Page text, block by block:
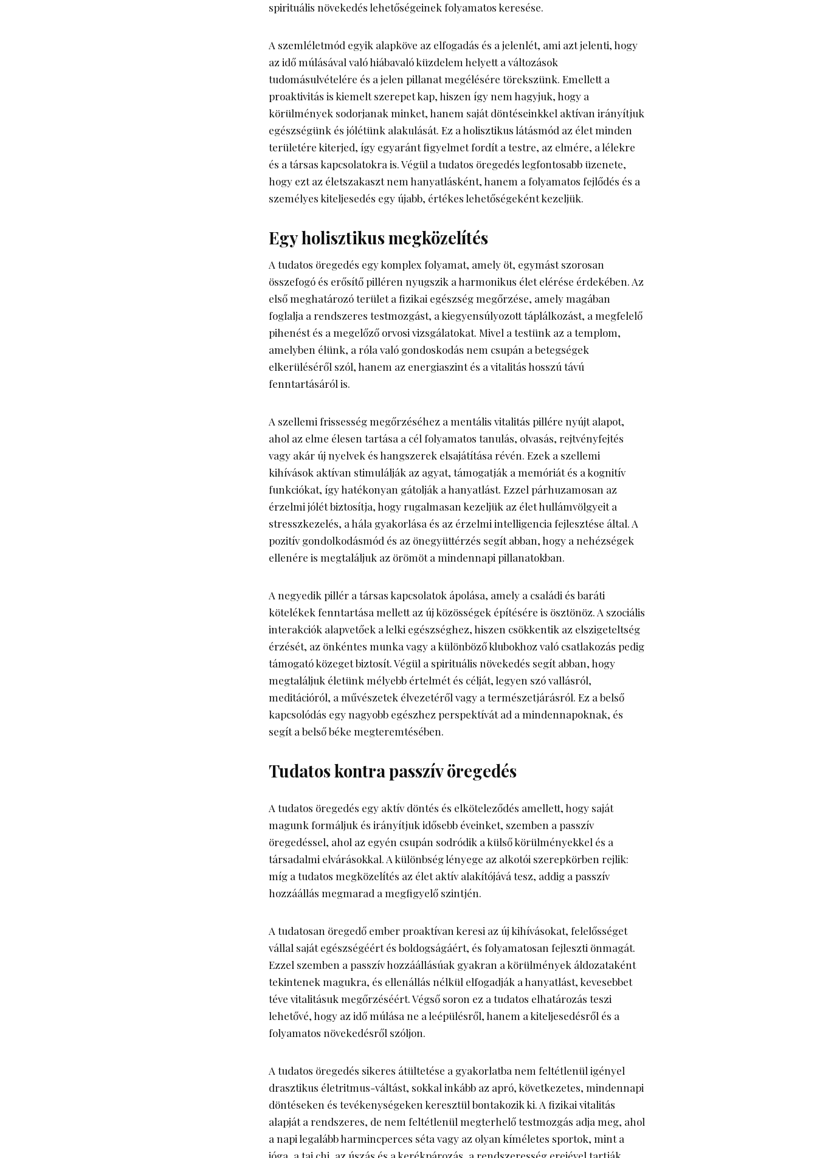
spirituális növekedés lehetőségeinek folyamatos keresése.
A szemléletmód egyik alapköve az elfogadás és a jelenlét, ami azt jelenti, hogy
az idő múlásával való hiábavaló küzdelem helyett a változások
tudomásulvételére és a jelen pillanat megélésére törekszünk. Emellett a
proaktivitás is kiemelt szerepet kap, hiszen így nem hagyjuk, hogy a
körülmények sodorjanak minket, hanem saját döntéseinkkel aktívan irányítjuk
egészségünk és jólétünk alakulását. Ez a holisztikus látásmód az élet minden
területére kiterjed, így egyaránt figyelmet fordít a testre, az elmére, a lélekre
és a társas kapcsolatokra is. Végül a tudatos öregedés legfontosabb üzenete,
hogy ezt az életszakaszt nem hanyatlásként, hanem a folyamatos fejlődés és a
személyes kiteljesedés egy újabb, értékes lehetőségeként kezeljük.
Egy holisztikus megközelítés
A tudatos öregedés egy komplex folyamat, amely öt, egymást szorosan
összefogó és erősítő pilléren nyugszik a harmonikus élet elérése érdekében. Az
első meghatározó terület a fizikai egészség megőrzése, amely magában
foglalja a rendszeres testmozgást, a kiegyensúlyozott táplálkozást, a megfelelő
pihenést és a megelőző orvosi vizsgálatokat. Mivel a testünk az a templom,
amelyben élünk, a róla való gondoskodás nem csupán a betegségek
elkerüléséről szól, hanem az energiaszint és a vitalitás hosszú távú
fenntartásáról is.
A szellemi frissesség megőrzéséhez a mentális vitalitás pillére nyújt alapot,
ahol az elme élesen tartása a cél folyamatos tanulás, olvasás, rejtvényfejtés
vagy akár új nyelvek és hangszerek elsajátítása révén. Ezek a szellemi
kihívások aktívan stimulálják az agyat, támogatják a memóriát és a kognitív
funkciókat, így hatékonyan gátolják a hanyatlást. Ezzel párhuzamosan az
érzelmi jólét biztosítja, hogy rugalmasan kezeljük az élet hullámvölgyeit a
stresszkezelés, a hála gyakorlása és az érzelmi intelligencia fejlesztése által. A
pozitív gondolkodásmód és az önegyüttérzés segít abban, hogy a nehézségek
ellenére is megtaláljuk az örömöt a mindennapi pillanatokban.
A negyedik pillér a társas kapcsolatok ápolása, amely a családi és baráti
kötelékek fenntartása mellett az új közösségek építésére is ösztönöz. A szociális
interakciók alapvetőek a lelki egészséghez, hiszen csökkentik az elszigeteltség
érzését, az önkéntes munka vagy a különböző klubokhoz való csatlakozás pedig
támogató közeget biztosít. Végül a spirituális növekedés segít abban, hogy
megtaláljuk életünk mélyebb értelmét és célját, legyen szó vallásról,
meditációról, a művészetek élvezetéről vagy a természetjárásról. Ez a belső
kapcsolódás egy nagyobb egészhez perspektívát ad a mindennapoknak, és
segít a belső béke megteremtésében.
Tudatos kontra passzív öregedés
A tudatos öregedés egy aktív döntés és elköteleződés amellett, hogy saját
magunk formáljuk és irányítjuk idősebb éveinket, szemben a passzív
öregedéssel, ahol az egyén csupán sodródik a külső körülményekkel és a
társadalmi elvárásokkal. A különbség lényege az alkotói szerepkörben rejlik:
míg a tudatos megközelítés az élet aktív alakítójává tesz, addig a passzív
hozzáállás megmarad a megfigyelő szintjén.
A tudatosan öregedő ember proaktívan keresi az új kihívásokat, felelősséget
vállal saját egészségéért és boldogságáért, és folyamatosan fejleszti önmagát.
Ezzel szemben a passzív hozzáállásúak gyakran a körülmények áldozataként
tekintenek magukra, és ellenállás nélkül elfogadják a hanyatlást, kevesebbet
téve vitalitásuk megőrzéséért. Végső soron ez a tudatos elhatározás teszi
lehetővé, hogy az idő múlása ne a leépülésről, hanem a kiteljesedésről és a
folyamatos növekedésről szóljon.
A tudatos öregedés sikeres átültetése a gyakorlatba nem feltétlenül igényel
drasztikus életritmus-váltást, sokkal inkább az apró, következetes, mindennapi
döntéseken és tevékenységeken keresztül bontakozik ki. A fizikai vitalitás
alapját a rendszeres, de nem feltétlenül megterhelő testmozgás adja meg, ahol
a napi legalább harmincperces séta vagy az olyan kíméletes sportok, mint a